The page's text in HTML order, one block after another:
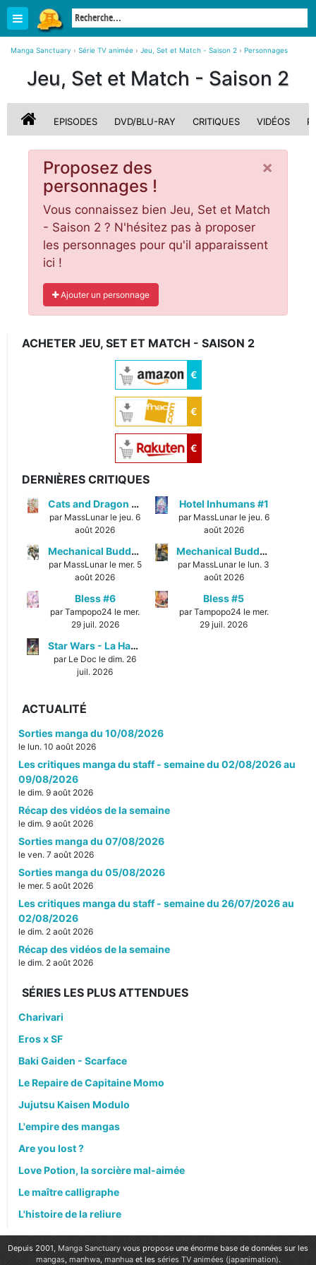
Manga Sanctuary › Série TV animée › Jeu, Set et Match - Saison 2 › Personnages
Jeu, Set et Match - Saison 2
EPISODES DVD/BLU-RAY CRITIQUES VIDÉOS
×
Proposez des
personnages !
Vous connaissez bien Jeu, Set et Match
- Saison 2 ? N'hésitez pas à proposer
les personnages pour qu'il apparaissent
ici !
Ajouter un personnage
ACHETER JEU, SET ET MATCH - SAISON 2
€
€
€
DERNIÈRES CRITIQUES
Cats and Dragon #3
par MassLunar le jeu. 6
août 2026
Hotel Inhumans #1
par MassLunar le jeu. 6
août 2026
Mechanical Buddy Universe #1
par MassLunar le mer. 5
août 2026
Mechanical Buddy Universe #0
par MassLunar le lun. 3
août 2026
Bless #6
par Tampopo24 le mer.
29 juil. 2026
Bless #5
par Tampopo24 le mer.
29 juil. 2026
Star Wars - La Haute République - Un équilibre fragile
par Le Doc le dim. 26
juil. 2026
ACTUALITÉ
Sorties manga du 10/08/2026
le lun. 10 août 2026
Les critiques manga du staff - semaine du 02/08/2026 au
09/08/2026
le dim. 9 août 2026
Récap des vidéos de la semaine
le dim. 9 août 2026
Sorties manga du 07/08/2026
le ven. 7 août 2026
Sorties manga du 05/08/2026
le mer. 5 août 2026
Les critiques manga du staff - semaine du 26/07/2026 au
02/08/2026
le dim. 2 août 2026
Récap des vidéos de la semaine
le dim. 2 août 2026
SÉRIES LES PLUS ATTENDUES
Charivari
Eros x SF
Baki Gaiden - Scarface
Le Repaire de Capitaine Momo
Jujutsu Kaisen Modulo
L'empire des mangas
Are you lost ?
Love Potion, la sorcière mal-aimée
Le maître calligraphe
L'histoire de la reliure
Depuis 2001, Manga Sanctuary vous propose une énorme base de données sur les
mangas, manhwa, manhuaet les séries TV animées (japanimation).